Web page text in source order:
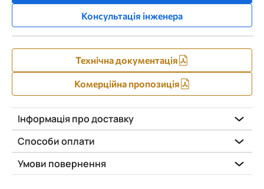
Консультація інженера
Технічна документація
Комерційна пропозиція
Інформація про доставку
Способи оплати
Умови повернення